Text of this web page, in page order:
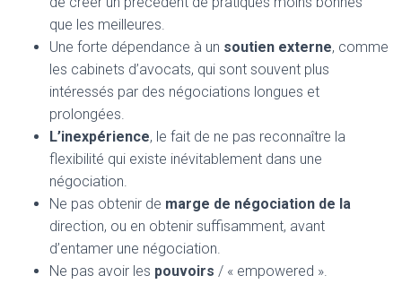
que les meilleures.
Une forte dépendance à un soutien externe, comme
les cabinets d’avocats, qui sont souvent plus
intéressés par des négociations longues et
prolongées.
L’inexpérience, le fait de ne pas reconnaître la
flexibilité qui existe inévitablement dans une
négociation.
Ne pas obtenir de marge de négociation de la
direction, ou en obtenir suffisamment, avant
d’entamer une négociation.
Ne pas avoir les pouvoirs / « empowered ».